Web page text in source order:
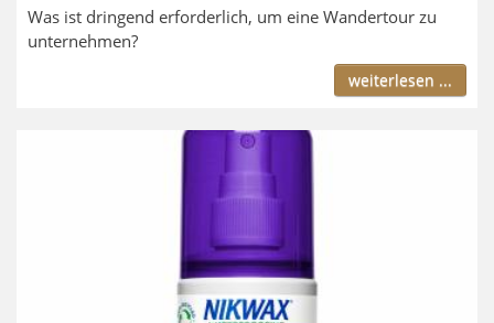
Was ist dringend erforderlich, um eine Wandertour zu
unternehmen?
weiterlesen ...